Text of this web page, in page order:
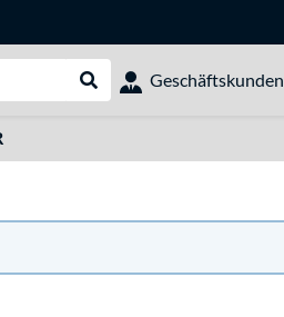
Suche durchführen
Geschäftskunden